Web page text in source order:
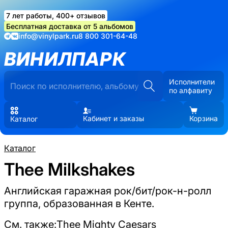
7 лет работы, 400+ отзывов
Бесплатная доставка от 5 альбомов
info@vinylpark.ru8 800 301-64-48
ВИНИЛПАРК
Исполнители
по алфавиту
Каталог Кабинет и заказы Корзина
Каталог
Thee Milkshakes
Английская гаражная рок/бит/рок-н-ролл
группа, образованная в Кенте.
См. также:Thee Mighty Caesars